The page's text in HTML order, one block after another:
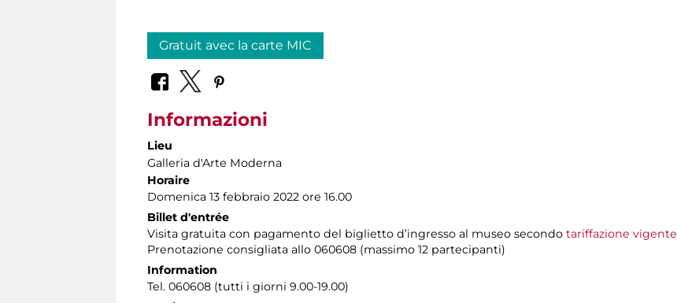
Gratuit avec la carte MIC
Informazioni
Lieu
Galleria d'Arte Moderna
Horaire
Domenica 13 febbraio 2022 ore 16.00
Billet d'entrée
Visita gratuita con pagamento del biglietto d’ingresso al museo secondo tariffazione vigente
Prenotazione consigliata allo 060608 (massimo 12 partecipanti)
Information
Tel. 060608 (tutti i giorni 9.00-19.00)